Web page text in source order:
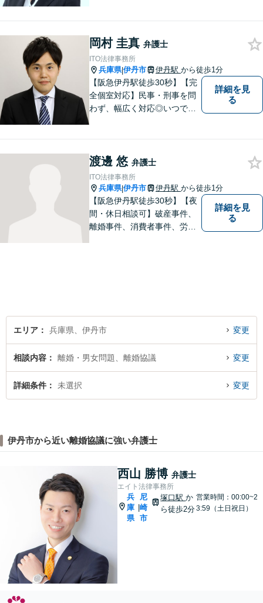
様と信頼関係を築いて紛争解
決し、解決後の人生を幸せに
過ごして頂きたいと願いを込
めています。
岡村 圭真 弁護士
ITO法律事務所
兵庫県|伊丹市 伊丹駅 から徒歩1分
【阪急伊丹駅徒歩30秒】【完
全個室対応】民事・刑事を問
わず、幅広く対応◎いつでも
れず、尽力してまいります。
【メーカー法務経験あり】
詳細を見
る
渡邊 悠 弁護士
ITO法律事務所
兵庫県|伊丹市 伊丹駅 から徒歩1分
【阪急伊丹駅徒歩30秒】【夜
間・休日相談可】破産事件、
離婚事件、消費者事件、労働
詳細を見
る
エリア 兵庫県、伊丹市 変更
相談内容 離婚・男女問題、離婚協議 変更
詳細条件 未選択 変更
伊丹市から近い離婚協議に強い弁護士
西山 勝博 弁護士
エイト法律事務所
兵
庫
県
|
尼
崎
市
塚口駅か
ら徒歩2分
営業時間：00:00~2
3:59（土日祝日）